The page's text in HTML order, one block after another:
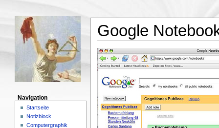
Google
Navigation
Startseite
Notizblock
Computergraphik